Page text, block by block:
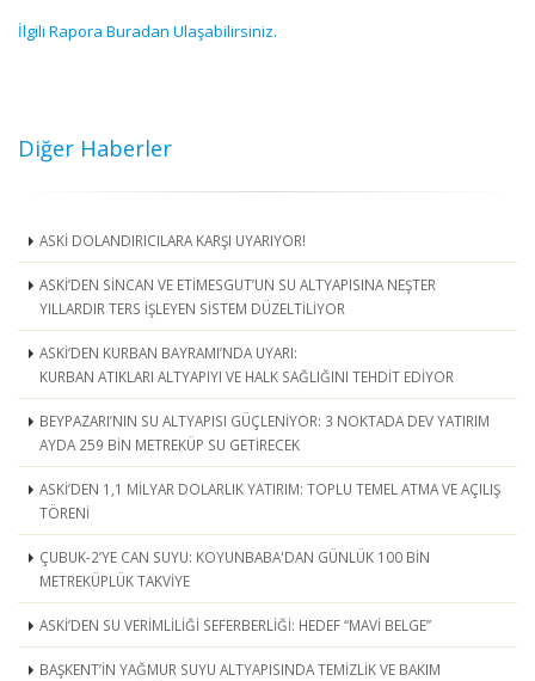
İlgili Rapora Buradan Ulaşabilirsiniz.
Diğer Haberler
ASKİ DOLANDIRICILARA KARŞI UYARIYOR!
ASKİ’DEN SİNCAN VE ETİMESGUT’UN SU ALTYAPISINA NEŞTER
YILLARDIR TERS İŞLEYEN SİSTEM DÜZELTİLİYOR
ASKİ’DEN KURBAN BAYRAMI’NDA UYARI:
KURBAN ATIKLARI ALTYAPIYI VE HALK SAĞLIĞINI TEHDİT EDİYOR
BEYPAZARI’NIN SU ALTYAPISI GÜÇLENİYOR: 3 NOKTADA DEV YATIRIM
AYDA 259 BİN METREKÜP SU GETİRECEK
ASKİ’DEN 1,1 MİLYAR DOLARLIK YATIRIM: TOPLU TEMEL ATMA VE AÇILIŞ
TÖRENİ
ÇUBUK-2’YE CAN SUYU: KOYUNBABA'DAN GÜNLÜK 100 BİN
METREKÜPLÜK TAKVİYE
ASKİ’DEN SU VERİMLİLİĞİ SEFERBERLİĞİ: HEDEF “MAVİ BELGE”
BAŞKENT’İN YAĞMUR SUYU ALTYAPISINDA TEMİZLİK VE BAKIM